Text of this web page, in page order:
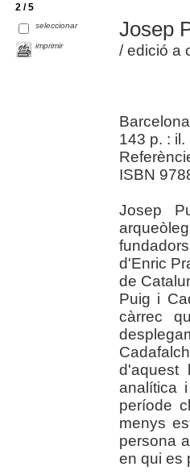
2 / 5
seleccionar
imprimir
Josep
/ edició a
143 p. : il.
ISBN
Josep
d'Enric
de
Puig i
càrrec
d'aquest
analítica
període
menys
persona
en qui es